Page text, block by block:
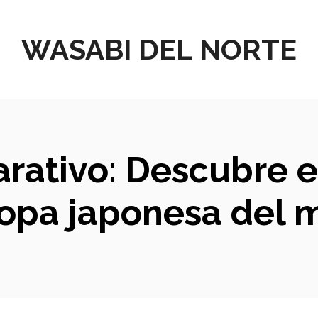
WASABI DEL NORTE
Descubre
japonesa del